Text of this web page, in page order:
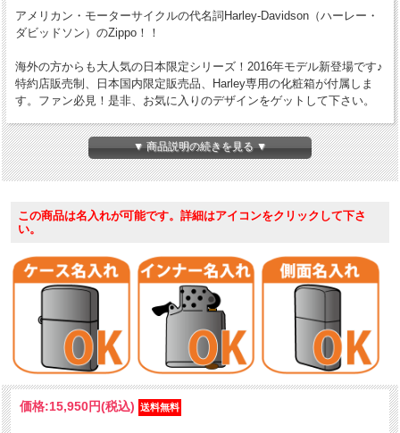
アメリカン・モーターサイクルの代名詞Harley-Davidson（ハーレー・
ダビッドソン）のZippo！！
海外の方からも大人気の日本限定シリーズ！2016年モデル新登場です♪
特約店販売制、日本国内限定販売品、Harley専用の化粧箱が付属しま
す。ファン必見！是非、お気に入りのデザインをゲットして下さい。
ケース形状：レギュラー・ケース
加工表面処理：ブラックイオン｜ゴールドメッキ｜ゴールドメタル
▼ 商品説明の続きを見る ▼
この商品は名入れが可能です。詳細はアイコンをクリックして下さ
い。
価格:15,950円(税込)